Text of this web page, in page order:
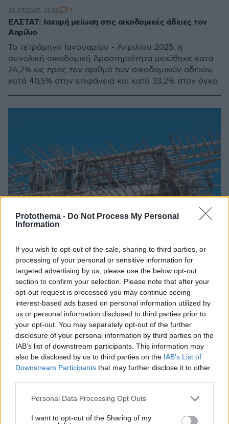
Protothema - Do Not Process My Personal
Information
If you wish to opt-out of the sale, sharing to third parties, or
processing of your personal or sensitive information for
targeted advertising by us, please use the below opt-out
section to confirm your selection. Please note that after your
opt-out request is processed you may continue seeing
interest-based ads based on personal information utilized by
us or personal information disclosed to third parties prior to
your opt-out. You may separately opt-out of the further
disclosure of your personal information by third parties on the
IAB’s list of downstream participants. This information may
also be disclosed by us to third parties on the IAB’s List of
Downstream Participants that may further disclose it to other
Please note that this website/app uses one or more Google
not limited to your visit or usage behaviour. You may click to
Personal Data Processing Opt Outs
I want to opt-out of the Sharing of my
ΕΛΣΤΑΤ: Ισχυρή μείωση στις οικοδομικές άδειες τον
Απρίλιo
Το τετράμηνο Ιανουαρίου - Απριλίου 2025, η
συνολική οικοδομική δραστηριότητα μειώθηκε κατά
26,2% ως προς τον αριθμό των οικοδομικών αδειών,
κατά 40,5% στην επιφάνεια και κατά 33,2% στον όγκο
28.07.2025, 12:32 2
ΕΛΣΤΑΤ: «Βουτιά» άνω του 40% για τις οικοδομικές
άδειες τον Μάρτιο – Πάνω από 29% το α' τρίμηνο
Η συνολική οικοδομική δραστηριότητα εμφανίζει
μείωση κατά 29,1% στον αριθμό των οικοδομικών
όγκο την περίοδο Ιανουαρίου - Μαρτίου
27.06.2025, 12:37 13